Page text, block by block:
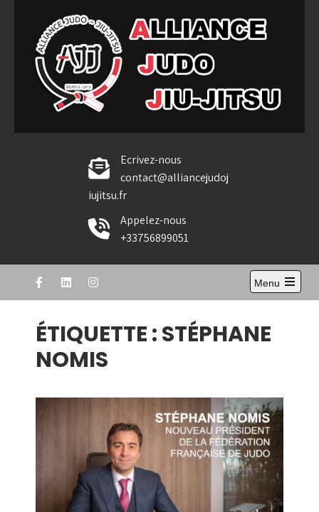
content
Alliance Judo Jiu-jitsu
Ecrivez-nous
contact@alliancejudoj
iujitsu.fr
Appelez-nous
+33756899051
Menu
Open
ÉTIQUETTE :STÉPHANE
NOMIS